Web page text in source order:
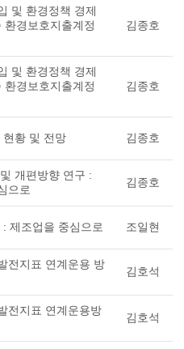
및 환경정책 경제
경보호지출계정
김종호
및 환경정책 경제
경보호지출계정
김종호
현황 및 전망 김종호
개편방향 연구 :
으로
김종호
제조업을 중심으로 조일현
전지표 연계운용 방
김호석
전지표 연계운용방
김호석